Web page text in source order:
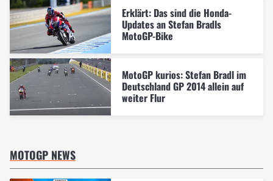
Erklärt: Das sind die Honda-
Updates an Stefan Bradls
MotoGP-Bike
MotoGP kurios: Stefan Bradl im
Deutschland GP 2014 allein auf
weiter Flur
MOTOGP NEWS